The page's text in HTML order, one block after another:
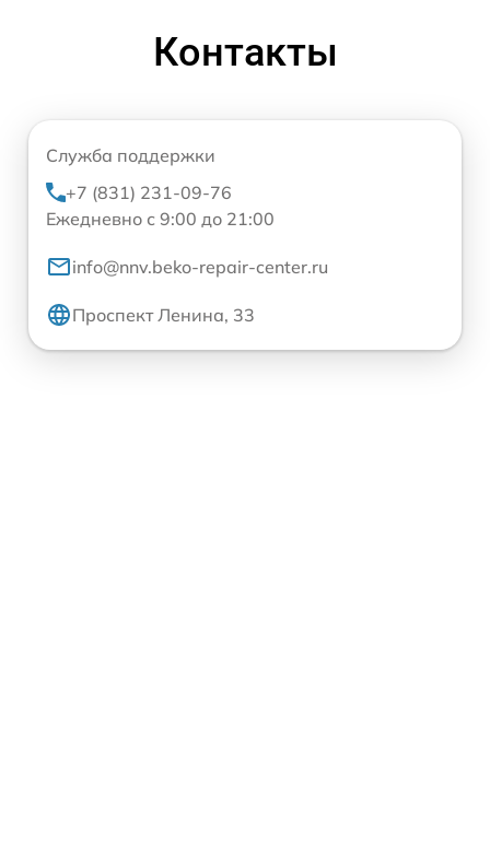
Контакты
Служба поддержки
+7 (831) 231-09-76
Ежедневно с 9:00 до 21:00
info@nnv.beko-repair-center.ru
Проспект Ленина, 33